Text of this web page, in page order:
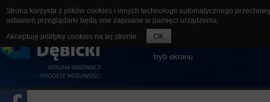
rozmiar czcionki
tryb ekranu
Strona korzysta z plików cookies i innych technologii automatycznego
ustawień przeglądarki będą one zapisane w pamięci urządzenia.
Akceptuję politykę cookies na tej stronie
OK